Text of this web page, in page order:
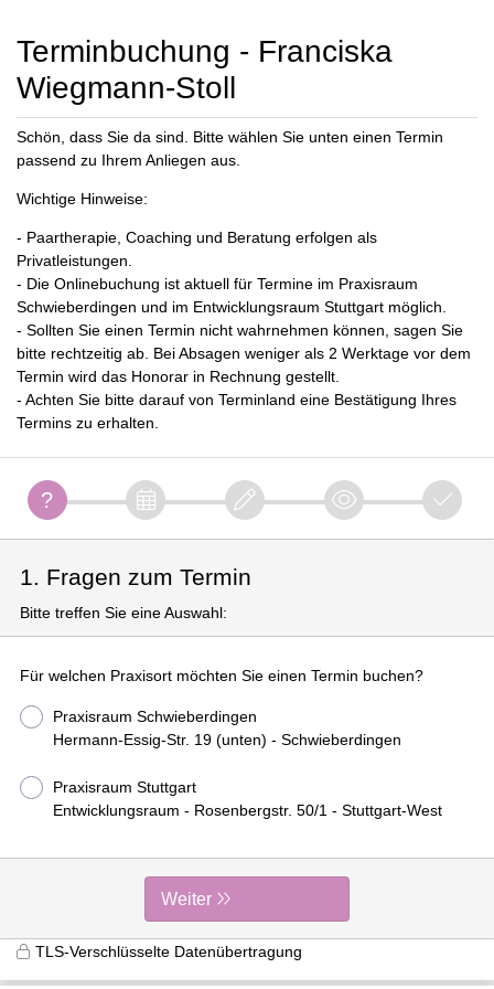
Terminbuchung - Franciska
Wiegmann-Stoll
Schön, dass Sie da sind. Bitte wählen Sie unten einen Termin
passend zu Ihrem Anliegen aus.
Wichtige Hinweise:
- Paartherapie, Coaching und Beratung erfolgen als
Privatleistungen.
- Die Onlinebuchung ist aktuell für Termine im Praxisraum
Schwieberdingen und im Entwicklungsraum Stuttgart möglich.
- Sollten Sie einen Termin nicht wahrnehmen können, sagen Sie
bitte rechtzeitig ab. Bei Absagen weniger als 2 Werktage vor dem
Termin wird das Honorar in Rechnung gestellt.
- Achten Sie bitte darauf von Terminland eine Bestätigung Ihres
Termins zu erhalten.
1. Fragen zum Termin
Bitte treffen Sie eine Auswahl:
Für welchen Praxisort möchten Sie einen Termin buchen?
Praxisraum Schwieberdingen
Hermann-Essig-Str. 19 (unten) - Schwieberdingen
Praxisraum Stuttgart
Entwicklungsraum - Rosenbergstr. 50/1 - Stuttgart-West
Weiter
TLS-Verschlüsselte Datenübertragung